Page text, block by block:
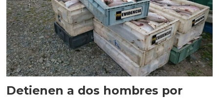
Detienen a dos hombres por